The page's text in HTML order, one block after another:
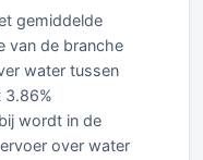
gemiddelde
van de branche
water tussen
3.86%
wordt in de
over water